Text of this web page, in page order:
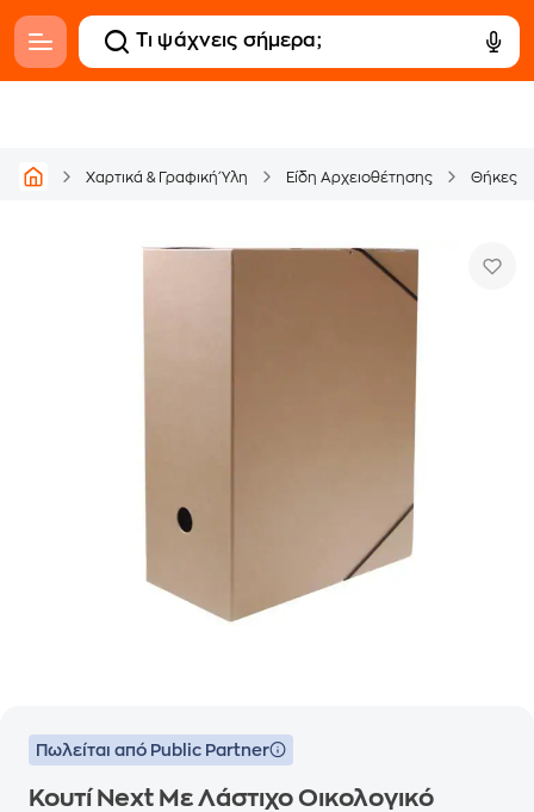
Χαρτικά & Γραφική Ύλη Είδη Αρχειοθέτησης Θήκες
Πωλείται από Public Partner
Κουτί Next Με Λάστιχο Οικολογικό